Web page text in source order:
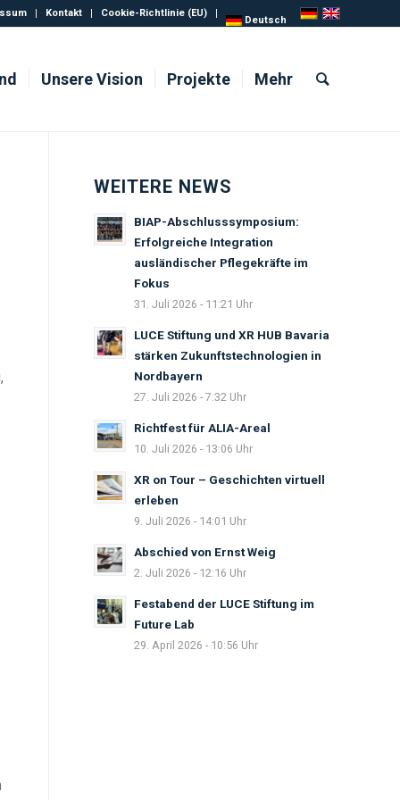
Kontakt Cookie-Richtlinie (EU)
Deutsch
Unsere Vision Projekte Mehr
WEITERE NEWS
BIAP-Abschlusssymposium:
Erfolgreiche Integration
ausländischer Pflegekräfte im
Fokus
31. Juli 2026 - 11:21 Uhr
LUCE Stiftung und XR HUB Bavaria
stärken Zukunftstechnologien in
Nordbayern
27. Juli 2026 - 7:32 Uhr
Richtfest für ALIA-Areal
10. Juli 2026 - 13:06 Uhr
XR on Tour – Geschichten virtuell
erleben
9. Juli 2026 - 14:01 Uhr
Abschied von Ernst Weig
2. Juli 2026 - 12:16 Uhr
Festabend der LUCE Stiftung im
Future Lab
29. April 2026 - 10:56 Uhr